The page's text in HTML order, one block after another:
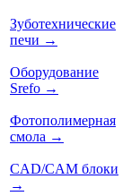
Зуботехнические
печи →
Оборудование
Srefo →
Фотополимерная
смола →
CAD/CAM блоки
→